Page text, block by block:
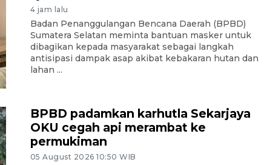
4 jam lalu
Badan Penanggulangan Bencana Daerah (BPBD)
Sumatera Selatan meminta bantuan masker untuk
dibagikan kepada masyarakat sebagai langkah
antisipasi dampak asap akibat kebakaran hutan dan
lahan ...
BPBD padamkan karhutla Sekarjaya
OKU cegah api merambat ke
permukiman
05 August 2026 10:50 WIB